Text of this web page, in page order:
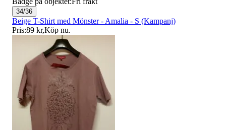
34/36
Beige T-Shirt med Mönster - Amalia - S (Kampanj)
Pris:89 kr,Köp nu.